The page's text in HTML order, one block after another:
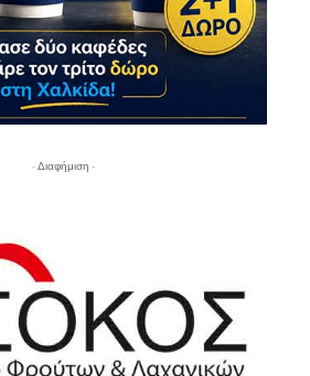
- Διαφήμιση -